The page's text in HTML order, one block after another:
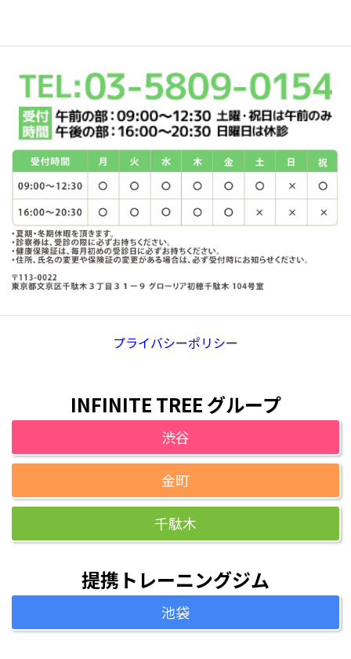
プライバシーポリシー
INFINITE TREE グループ
渋谷
金町
千駄木
提携トレーニングジム
池袋